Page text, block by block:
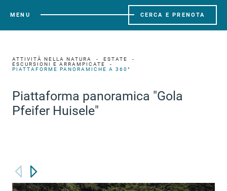
MENU CERCA E PRENOTA
ATTIVITÀ NELLA NATURA
ESTATE
ESCURSIONI E ARRAMPICATE
PIATTAFORME PANORAMICHE A 360°
Piattaforma panoramica "Gola
Pfeifer Huisele"